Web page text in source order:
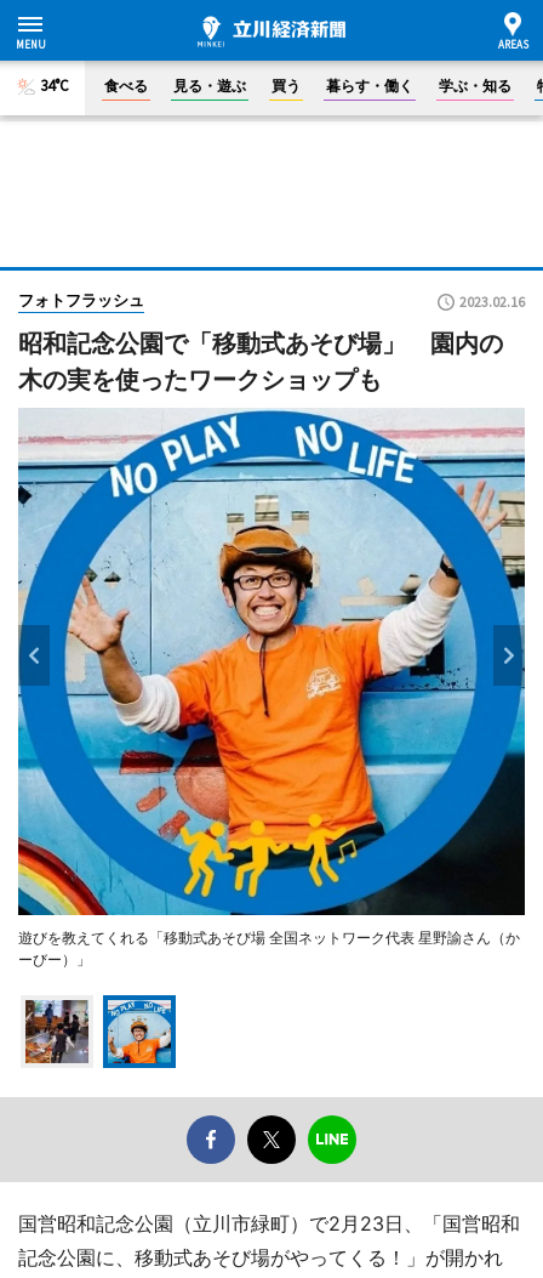
34°C 食べる 見る・遊ぶ 買う 暮らす・働く 学ぶ・知る
フォトフラッシュ 2023.02.16
昭和記念公園で「移動式あそび場」 園内の
木の実を使ったワークショップも
遊びを教えてくれる「移動式あそび場 全国ネットワーク代表 星野諭さん（か
ーびー）」
国営昭和記念公園（立川市緑町）で2月23日、「国営昭和
記念公園に、移動式あそび場がやってくる！」が開かれ